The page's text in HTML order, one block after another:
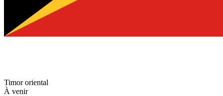
Timor oriental
À venir